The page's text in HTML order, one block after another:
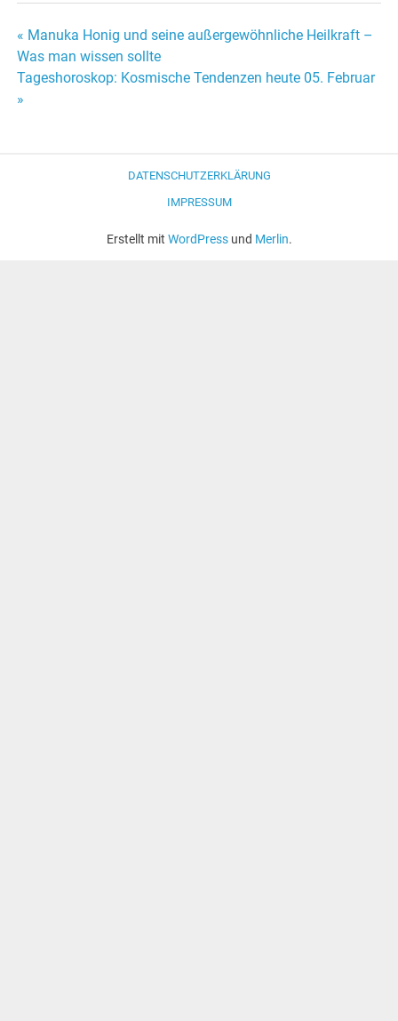
Beitrags-
Navigation
« Manuka Honig und seine außergewöhnliche Heilkraft –
Was man wissen sollte
Tageshoroskop: Kosmische Tendenzen heute 05. Februar
»
DATENSCHUTZERKLÄRUNG
IMPRESSUM
Erstellt mit WordPressund Merlin.